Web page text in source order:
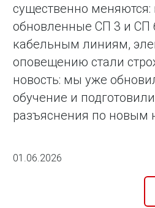
существенно меняются:
обновленные СП 3 и СП
кабельным линиям,
оповещению стали
новость: мы уже
обучение и
разъяснения по новым
01.06.2026